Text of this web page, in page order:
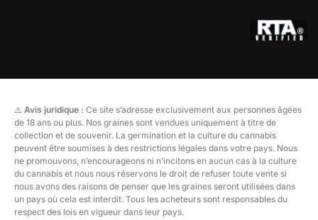
⚠️ Avis juridique : Ce site s’adresse exclusivement aux personnes âgées
de 18 ans ou plus. Nos graines sont vendues uniquement à titre de
collection et de souvenir. La germination et la culture du cannabis
peuvent être soumises à des restrictions légales dans votre pays. Nous
ne promouvons, n’encourageons ni n’incitons en aucun cas à la culture
du cannabis et nous nous réservons le droit de refuser toute vente si
nous avons des raisons de penser que les graines seront utilisées dans
un pays où cela est interdit. Tous les acheteurs sont responsables du
respect des lois en vigueur dans leur pays.